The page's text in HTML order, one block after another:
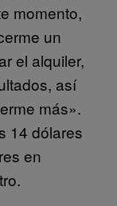
momento,
un
el alquiler,
así
más».
14 dólares
en